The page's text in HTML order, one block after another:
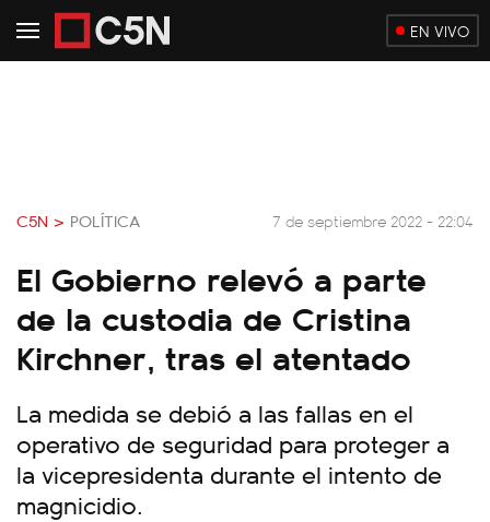
EN VIVO
C5N > POLÍTICA 7 de septiembre 2022 - 22:04
El Gobierno relevó a parte
de la custodia de Cristina
Kirchner, tras el atentado
La medida se debió a las fallas en el
operativo de seguridad para proteger a
la vicepresidenta durante el intento de
magnicidio.